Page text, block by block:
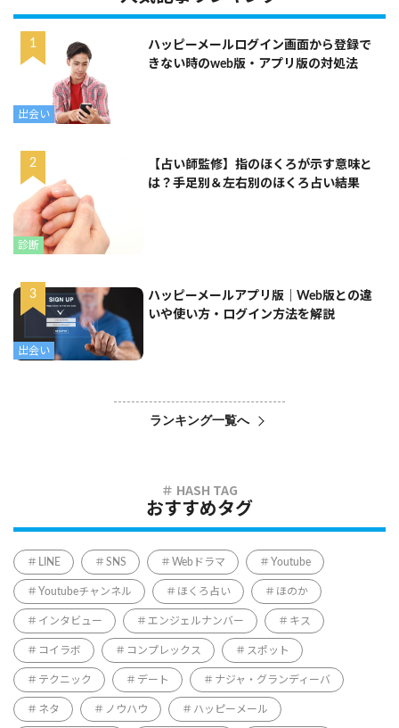
出会い
ハッピーメールログイン画面から登録で
きない時のweb版・アプリ版の対処法
診断
【占い師監修】指のほくろが示す意味と
は？手足別＆左右別のほくろ占い結果
出会い
ハッピーメールアプリ版｜Web版との違
いや使い方・ログイン方法を解説
ランキング一覧へ
おすすめタグ
LINE SNS Webドラマ Youtube
Youtubeチャンネル ほくろ占い ほのか
インタビュー エンジェルナンバー キス
コイラボ コンプレックス スポット
テクニック デート ナジャ・グランディーバ
ネタ ノウハウ ハッピーメール